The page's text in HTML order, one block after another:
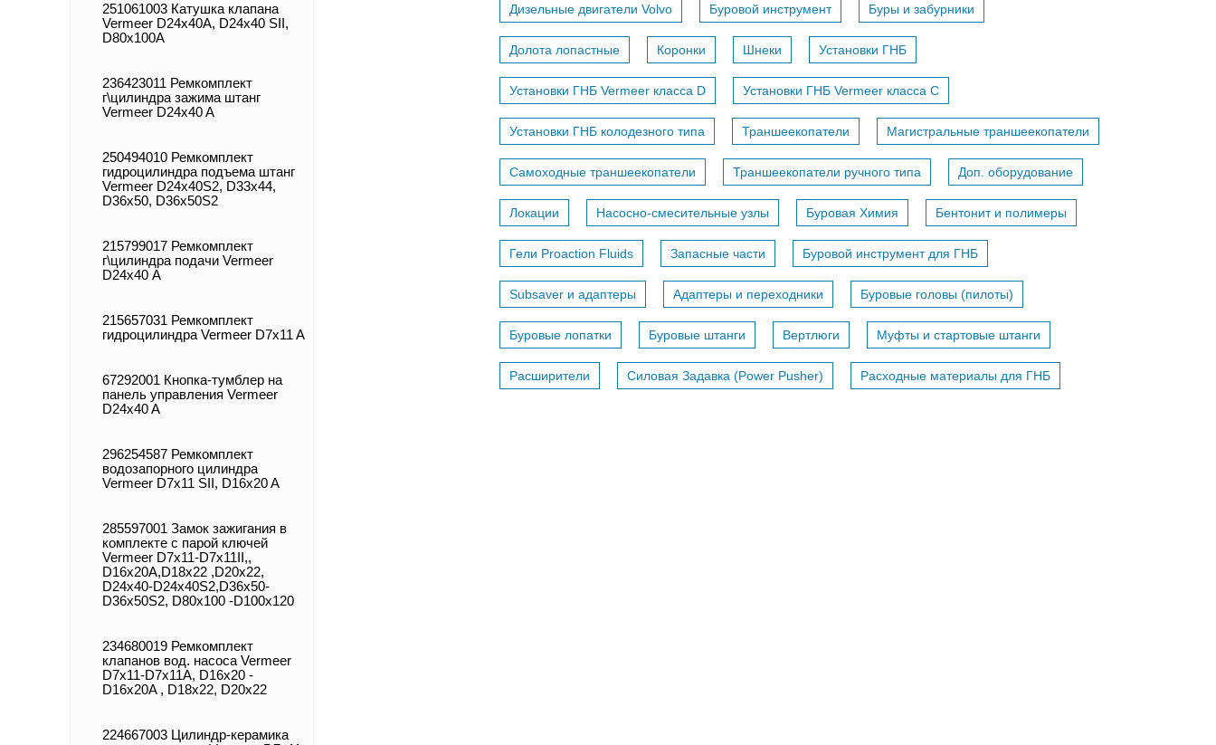
251061003 Катушка клапана
Vermeer D24x40A, D24x40 SII,
D80x100A
236423011 Ремкомплект
г\цилиндра зажима штанг
Vermeer D24x40 A
250494010 Ремкомплект
гидроцилиндра подъема штанг
Vermeer D24x40S2, D33x44,
D36x50, D36x50S2
215799017 Ремкомплект
г\цилиндра подачи Vermeer
D24х40 А
215657031 Ремкомплект
гидроцилиндра Vermeer D7x11 A
67292001 Кнопка-тумблер на
панель управления Vermeer
D24x40 A
296254587 Ремкомплект
водозапорного цилиндра
Vermeer D7x11 SII, D16x20 A
285597001 Замок зажигания в
комплекте с парой ключей
Vermeer D7x11-D7x11II,,
D16x20A,D18x22 ,D20x22,
D24x40-D24x40S2,D36x50-
D36x50S2, D80x100 -D100x120
234680019 Ремкомплект
клапанов вод. насоса Vermeer
D7x11-D7x11A, D16x20 -
D16x20A , D18x22, D20x22
224667003 Цилиндр-керамика
Дизельные двигатели Volvo Буровой инструмент Буры и забурники
Долота лопастные Коронки Шнеки Установки ГНБ
Установки ГНБ Vermeer класса D Установки ГНБ Vermeer класса С
Установки ГНБ колодезного типа Траншеекопатели Магистральные траншеекопатели
Самоходные траншеекопатели Траншеекопатели ручного типа Доп. оборудование
Локации Насосно-смесительные узлы Буровая Химия Бентонит и полимеры
Гели Proaction Fluids Запасные части Буровой инструмент для ГНБ
Subsaver и адаптеры Адаптеры и переходники Буровые головы (пилоты)
Буровые лопатки Буровые штанги Вертлюги Муфты и стартовые штанги
Расширители Силовая Задавка (Power Pusher) Расходные материалы для ГНБ